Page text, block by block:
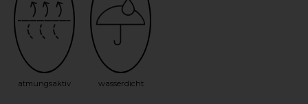
atmungsaktiv wasserdicht